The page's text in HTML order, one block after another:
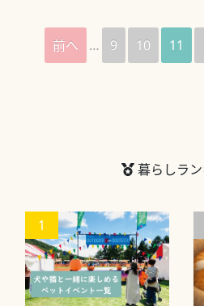
前へ … 9 10 11
暮らしラ
1